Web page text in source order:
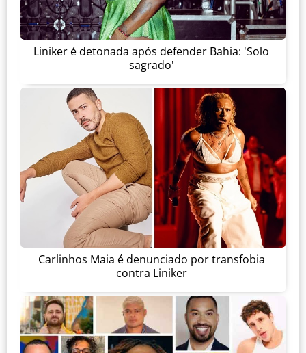
Liniker é detonada após defender Bahia: 'Solo
sagrado'
Carlinhos Maia é denunciado por transfobia
contra Liniker